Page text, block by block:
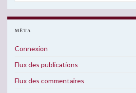
MÉTA
Connexion
Flux des publications
Flux des commentaires